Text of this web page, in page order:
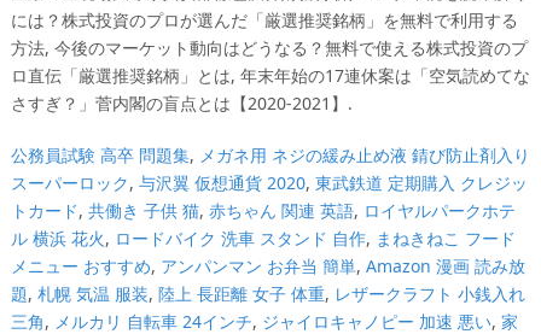
公務員試験 高卒 問題集, メガネ用 ネジの緩み止め液 錆び防止剤入り
スーパーロック, 与沢翼 仮想通貨 2020, 東武鉄道 定期購入 クレジッ
トカード, 共働き 子供 猫, 赤ちゃん 関連 英語, ロイヤルパークホテ
ル 横浜 花火, ロードバイク 洗車 スタンド 自作, まねきねこ フード
メニュー おすすめ, アンパンマン お弁当 簡単, Amazon 漫画 読み放
題, 札幌 気温 服装, 陸上 長距離 女子 体重, レザークラフト 小銭入れ
三角, メルカリ 自転車 24インチ, ジャイロキャノピー 加速 悪い, 家